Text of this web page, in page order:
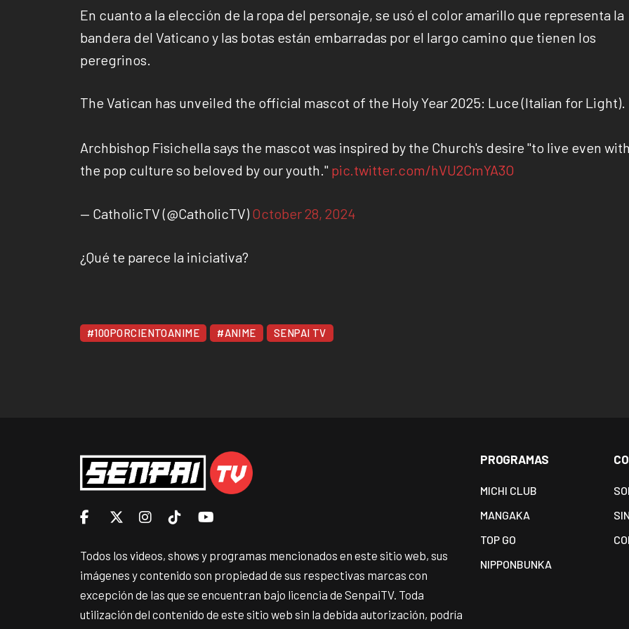
En cuanto a la elección de la ropa del personaje, se usó el color amarillo que representa la
bandera del Vaticano y las botas están embarradas por el largo camino que tienen los
peregrinos.
The Vatican has unveiled the official mascot of the Holy Year 2025: Luce (Italian for Light).
Archbishop Fisichella says the mascot was inspired by the Church's desire "to live even
the pop culture so beloved by our youth." pic.twitter.com/hVU2CmYA3O
— CatholicTV (@CatholicTV) October 28, 2024
¿Qué te parece la iniciativa?
#100PORCIENTOANIME #ANIME SENPAI TV
Todos los videos, shows y programas mencionados en este sitio web, sus
imágenes y contenido son propiedad de sus respectivas marcas con
excepción de las que se encuentran bajo licencia de SenpaiTV. Toda
utilización del contenido de este sitio web sin la debida autorización, podría
PROGRAMAS
MICHI CLUB
MANGAKA
TOP GO
NIPPONBUNKA